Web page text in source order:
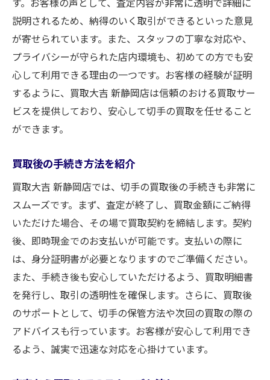
説明されるため、納得のいく取引ができるといった意見
が寄せられています。また、スタッフの丁寧な対応や、
プライバシーが守られた店内環境も、初めての方でも安
心して利用できる理由の一つです。お客様の経験が証明
するように、買取大吉 新静岡店は信頼のおける買取サー
ビスを提供しており、安心して切手の買取を任せること
ができます。
買取後の手続き方法を紹介
買取大吉 新静岡店では、切手の買取後の手続きも非常に
スムーズです。まず、査定が終了し、買取金額にご納得
いただけた場合、その場で買取契約を締結します。契約
後、即時現金でのお支払いが可能です。支払いの際に
は、身分証明書が必要となりますのでご準備ください。
また、手続き後も安心していただけるよう、買取明細書
を発行し、取引の透明性を確保します。さらに、買取後
のサポートとして、切手の保管方法や次回の買取の際の
アドバイスも行っています。お客様が安心して利用でき
るよう、誠実で迅速な対応を心掛けています。